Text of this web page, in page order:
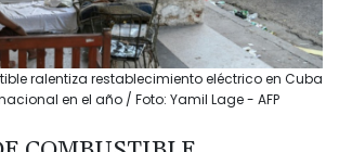
ralentiza restablecimiento eléctrico en Cuba
en el año / Foto: Yamil Lage - AFP